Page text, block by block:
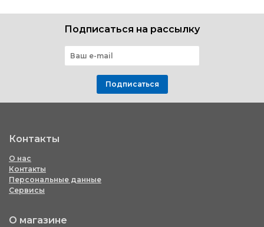
Подписаться на рассылку
Подписаться
Контакты
О нас
Контакты
Персональные данные
Сервисы
О магазине